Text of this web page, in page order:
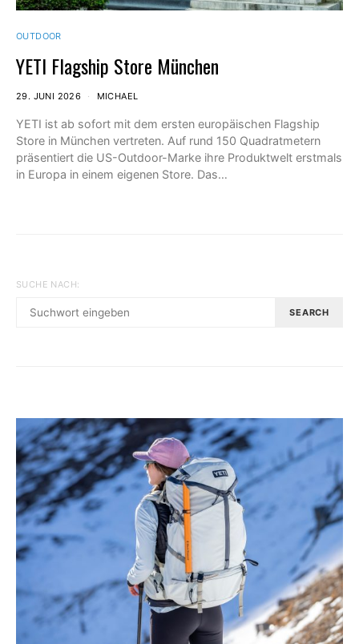
OUTDOOR
YETI Flagship Store München
29. JUNI 2026 MICHAEL
YETI ist ab sofort mit dem ersten europäischen Flagship
Store in München vertreten. Auf rund 150 Quadratmetern
präsentiert die US-Outdoor-Marke ihre Produktwelt erstmals
in Europa in einem eigenen Store. Das…
SUCHE NACH:
SEARCH